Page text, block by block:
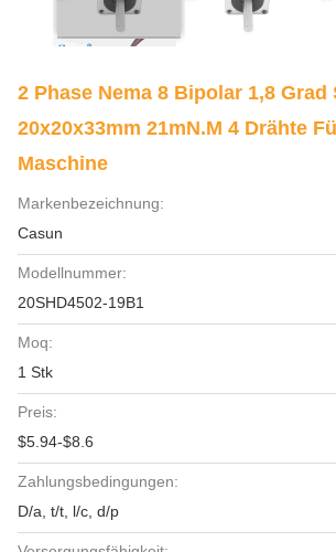
2 Phase Nema 8 Bipolar 1,8
20x20x33mm 21mN.m 4 Drähte
Maschine
Markenbezeichnung:
Casun
Modellnummer:
20SHD4502-19B1
Moq:
1 Stk
Preis:
$5.94-$8.6
Zahlungsbedingungen:
D/a, t/t, l/c, d/p